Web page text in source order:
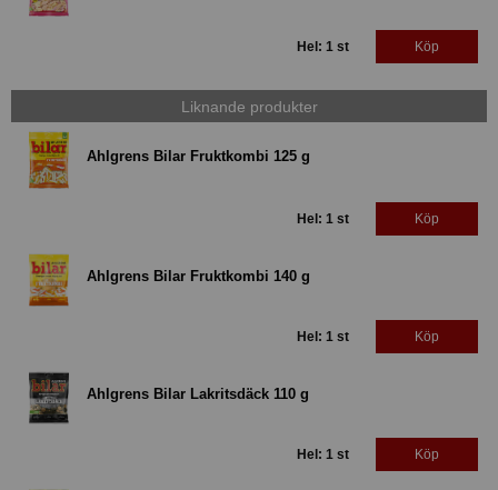
Hel: 1 st Köp
Liknande produkter
Ahlgrens Bilar Fruktkombi 125 g
Hel: 1 st Köp
Ahlgrens Bilar Fruktkombi 140 g
Hel: 1 st Köp
Ahlgrens Bilar Lakritsdäck 110 g
Hel: 1 st Köp